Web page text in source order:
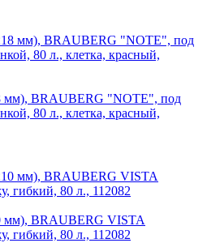
мм), BRAUBERG "NOTE", под
80 л., клетка, красный,
мм), BRAUBERG VISTA
гибкий, 80 л., 112082